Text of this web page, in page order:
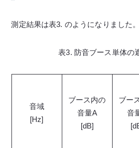
測定結果は表3. のようになりました。
表3. 防音ブース単体の
音域
[Hz]
ブース内の
音量A
[dB]
ブー
音